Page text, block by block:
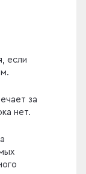
если
за
нет.